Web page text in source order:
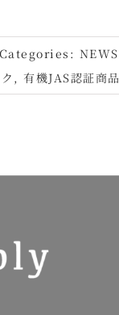
Categories: NEWS
, 有機JAS認証商品